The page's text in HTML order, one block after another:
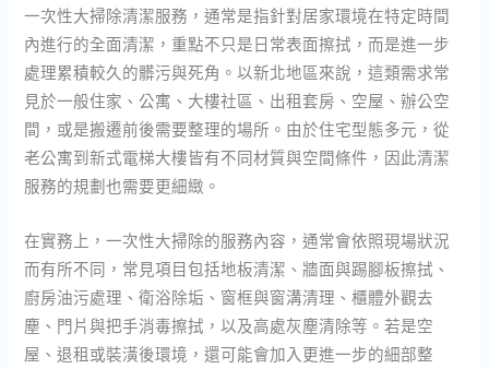
一次性大掃除清潔服務，通常是指針對居家環境在特定時間
內進行的全面清潔，重點不只是日常表面擦拭，而是進一步
處理累積較久的髒污與死角。以新北地區來說，這類需求常
見於一般住家、公寓、大樓社區、出租套房、空屋、辦公空
間，或是搬遷前後需要整理的場所。由於住宅型態多元，從
老公寓到新式電梯大樓皆有不同材質與空間條件，因此清潔
服務的規劃也需要更細緻。
在實務上，一次性大掃除的服務內容，通常會依照現場狀況
而有所不同，常見項目包括地板清潔、牆面與踢腳板擦拭、
廚房油污處理、衛浴除垢、窗框與窗溝清理、櫃體外觀去
塵、門片與把手消毒擦拭，以及高處灰塵清除等。若是空
屋、退租或裝潢後環境，還可能會加入更進一步的細部整